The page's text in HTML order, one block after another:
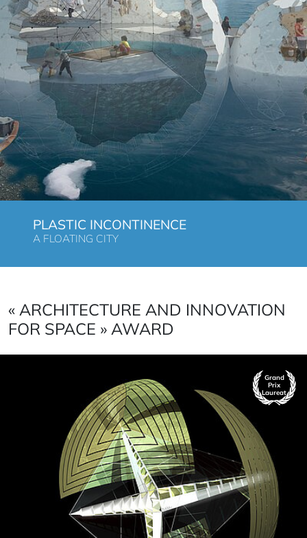
PLASTIC INCONTINENCE
A FLOATING CITY
« ARCHITECTURE AND INNOVATION
FOR SPACE » AWARD
Grand
Prix
Laureat